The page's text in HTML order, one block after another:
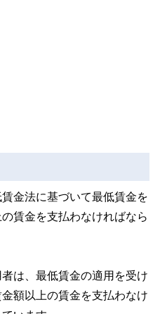
金法に基づいて最低賃金を
賃金を支払わなければなら
は、最低賃金の適用を受け
額以上の賃金を支払わなけ